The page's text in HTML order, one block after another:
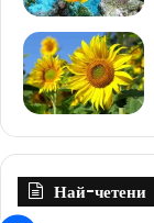
Най-четени